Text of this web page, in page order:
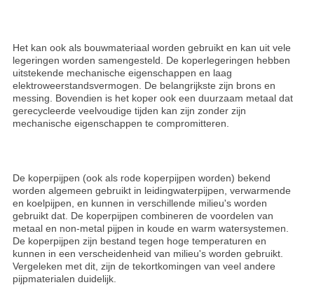
Het kan ook als bouwmateriaal worden gebruikt en kan uit vele
legeringen worden samengesteld. De koperlegeringen hebben
uitstekende mechanische eigenschappen en laag
elektroweerstandsvermogen. De belangrijkste zijn brons en
messing. Bovendien is het koper ook een duurzaam metaal dat
gerecycleerde veelvoudige tijden kan zijn zonder zijn
mechanische eigenschappen te compromitteren.
De koperpijpen (ook als rode koperpijpen worden) bekend
worden algemeen gebruikt in leidingwaterpijpen, verwarmende
en koelpijpen, en kunnen in verschillende milieu's worden
gebruikt dat. De koperpijpen combineren de voordelen van
metaal en non-metal pijpen in koude en warm watersystemen.
De koperpijpen zijn bestand tegen hoge temperaturen en
kunnen in een verscheidenheid van milieu's worden gebruikt.
Vergeleken met dit, zijn de tekortkomingen van veel andere
pijpmaterialen duidelijk.